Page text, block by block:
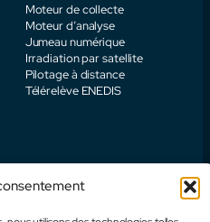
Moteur de collecte
Moteur d’analyse
Jumeau numérique
Irradiation par satellite
Pilotage à distance
Télérelève ENEDIS